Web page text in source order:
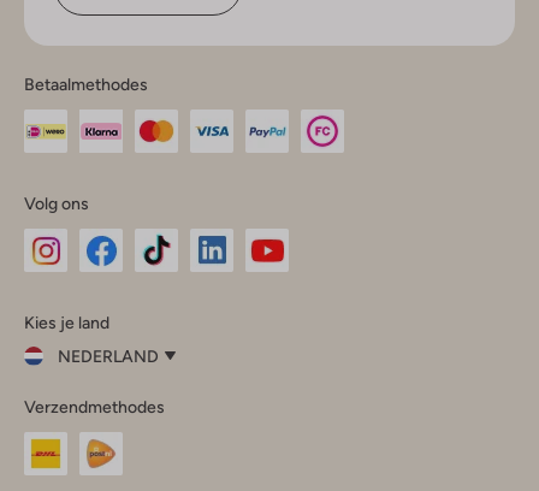
Betaalmethodes
Volg ons
InstagramFacebook
Kies je land
NEDERLAND
je
land
Nederland
Verzendmethodes